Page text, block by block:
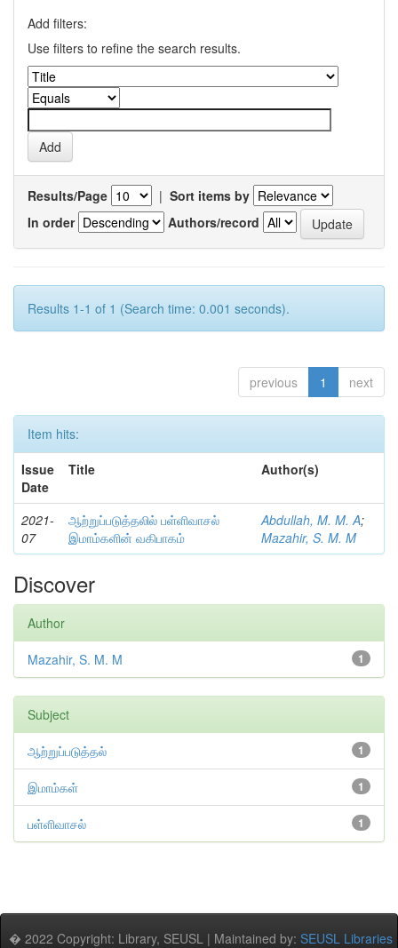
Add filters:
Use filters to refine the search results.
Results/Page | Sort items by
In order
Authors/record
Results 1-1 of 1 (Search time: 0.001 seconds).
previous 1 next
Item hits:
Issue
Date
Title Author(s)
2021-
07
ஆற்றுப்படுத்தலில் பள்ளிவாசல்
இமாம்களின் வகிபாகம்
Abdullah, M. M. A;
Mazahir, S. M. M
Discover
Author
1
Mazahir, S. M. M
Subject
1
ஆற்றுப்படுத்தல்
1
இமாம்கள்
1
பள்ளிவாசல்
� 2022 Copyright: Library, SEUSL | Maintained by: SEUSL Libraries